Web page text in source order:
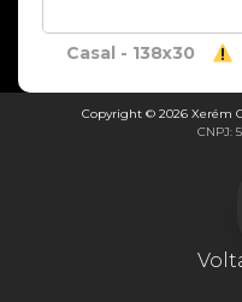
Casal - 138x30
Copyright © 2026 Xerém
CNPJ: